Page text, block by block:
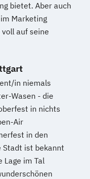
bietet. Aber auch
Marketing
auf seine
in niemals
Wasen - die
in nichts
Air
in den
Stadt ist bekannt
Lage im Tal